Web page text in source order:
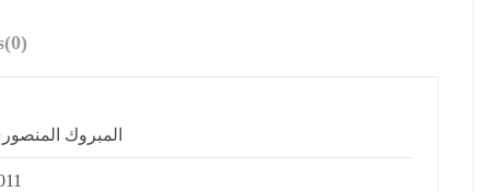
(0)
المبروك